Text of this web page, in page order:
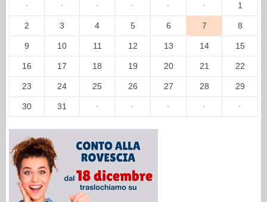
· · · · · · 1
2 3 4 5 6 7 8
9 10 11 12 13 14 15
16 17 18 19 20 21 22
23 24 25 26 27 28 29
30 31 · · · · ·